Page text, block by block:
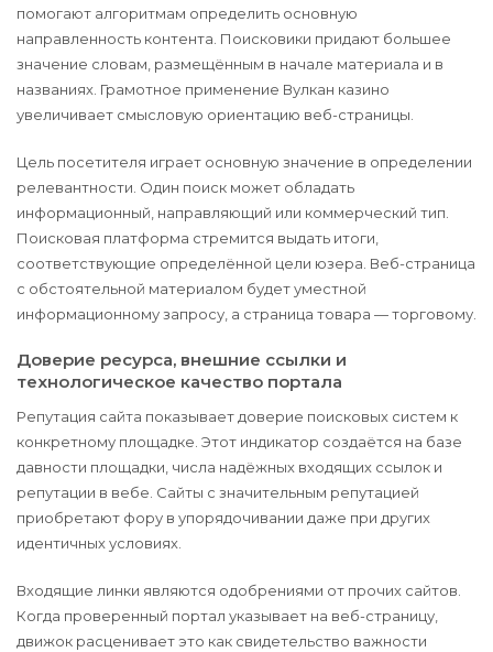
помогают алгоритмам определить основную
направленность контента. Поисковики придают большее
значение словам, размещённым в начале материала и в
названиях. Грамотное применение Вулкан казино
увеличивает смысловую ориентацию веб-страницы.
Цель посетителя играет основную значение в определении
релевантности. Один поиск может обладать
информационный, направляющий или коммерческий тип.
Поисковая платформа стремится выдать итоги,
соответствующие определённой цели юзера. Веб-страница
с обстоятельной материалом будет уместной
информационному запросу, а страница товара — торговому.
Доверие ресурса, внешние ссылки и
технологическое качество портала
Репутация сайта показывает доверие поисковых систем к
конкретному площадке. Этот индикатор создаётся на базе
давности площадки, числа надёжных входящих ссылок и
репутации в вебе. Сайты с значительным репутацией
приобретают фору в упорядочивании даже при других
идентичных условиях.
Входящие линки являются одобрениями от прочих сайтов.
Когда проверенный портал указывает на веб-страницу,
движок расценивает это как свидетельство важности